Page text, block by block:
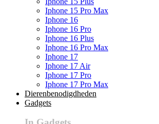
Iphone 15 Pro Max
Iphone 16
Iphone 16 Pro
Iphone 16 Plus
Iphone 16 Pro Max
Iphone 17
Iphone 17 Air
Iphone 17 Pro
Iphone 17 Pro Max
Dierenbenodigdheden
Gadgets